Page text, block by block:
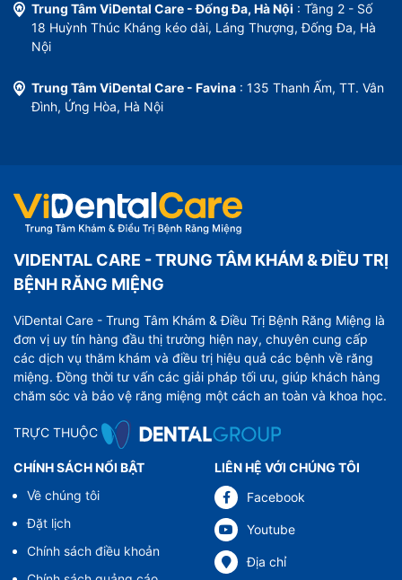
Trung Tâm ViDental Care - Đống Đa, Hà Nội : Tầng 2 - Số
18 Huỳnh Thúc Kháng kéo dài, Láng Thượng, Đống Đa, Hà
Nội
Trung Tâm ViDental Care - Favina : 135 Thanh Ấm, TT. Vân
Đình, Ứng Hòa, Hà Nội
VIDENTAL CARE - TRUNG TÂM KHÁM & ĐIỀU TRỊ
BỆNH RĂNG MIỆNG
ViDental Care - Trung Tâm Khám & Điều Trị Bệnh Răng Miệng là
đơn vị uy tín hàng đầu thị trường hiện nay, chuyên cung cấp
các dịch vụ thăm khám và điều trị hiệu quả các bệnh về răng
miệng. Đồng thời tư vấn các giải pháp tối ưu, giúp khách hàng
chăm sóc và bảo vệ răng miệng một cách an toàn và khoa học.
TRỰC THUỘC
CHÍNH SÁCH NỔI BẬT
Về chúng tôi
Đặt lịch
Chính sách điều khoản
LIÊN HỆ VỚI CHÚNG TÔI
Facebook
Youtube
Địa chỉ